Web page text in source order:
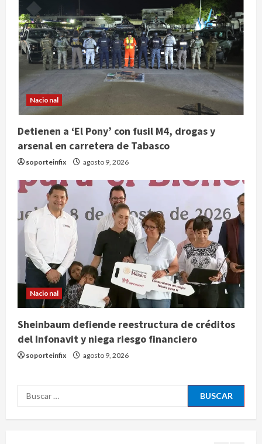
Nacional
Detienen a ‘El Pony’ con fusil M4, drogas y
arsenal en carretera de Tabasco
soporteinfix agosto 9, 2026
Nacional
Sheinbaum defiende reestructura de créditos
del Infonavit y niega riesgo financiero
soporteinfix agosto 9, 2026
Buscar:
2
Claudia Sheinbaum decreta Jornada
de Reforestación cada segundo
domingo de agosto
agosto 10, 2026
3
Reflexionan sobre el derecho a la
ciudad y la resistencia desde el
barrio
agosto 10, 2026
4
Jardín Hidalgo de Coyoacán atrae
mariposas y aves tras convertirse
en espacio polinizador
agosto 10, 2026
tres veces fondos internacionales y
sigue sin concretarse
Se registran 43 mil 619 aspirantes
para el examen de ingreso a la